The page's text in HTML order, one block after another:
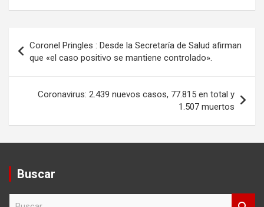
de
entradas
Coronel Pringles : Desde la Secretaría de Salud afirman
que «el caso positivo se mantiene controlado».
Coronavirus: 2.439 nuevos casos, 77.815 en total y
1.507 muertos
Buscar